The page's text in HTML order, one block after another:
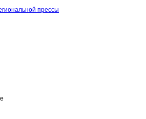
прессы